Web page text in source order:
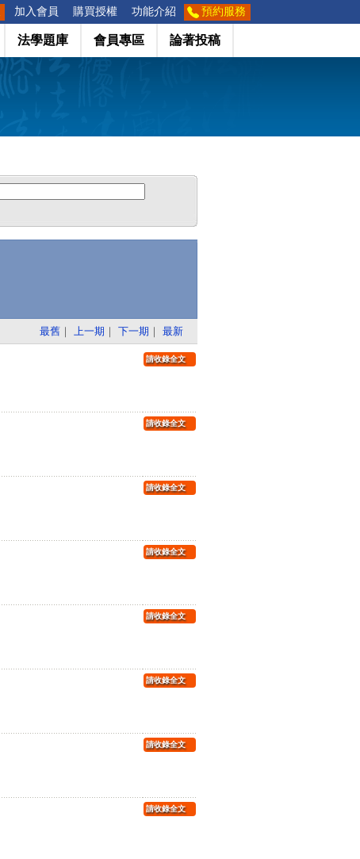
加入會員 購買授權 功能介紹 預約服務
法學題庫 會員專區 論著投稿
最舊 ｜ 上一期 ｜ 下一期 ｜ 最新
請收錄全文
請收錄全文
請收錄全文
請收錄全文
請收錄全文
請收錄全文
請收錄全文
請收錄全文